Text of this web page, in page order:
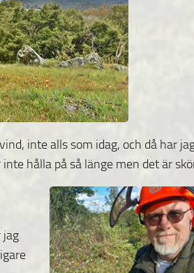
inte alls som idag, och då har
inte hålla påså länge men det är
jag